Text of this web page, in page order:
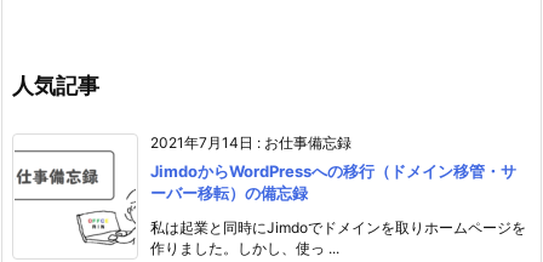
人気記事
2021年7月14日 : お仕事備忘録
JimdoからWordPressへの移行（ドメイン移管・サ
ーバー移転）の備忘録
私は起業と同時にJimdoでドメインを取りホームページを
作りました。しかし、使っ ...